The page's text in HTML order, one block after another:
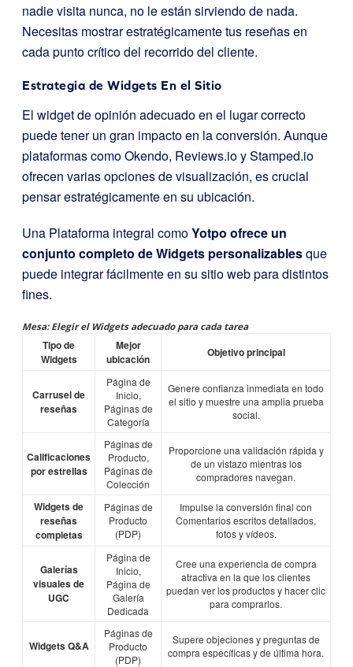
nadie visita nunca, no le están sirviendo de nada.
Necesitas mostrar estratégicamente tus reseñas en
cada punto crítico del recorrido del cliente.
Estrategia de Widgets En el Sitio
El widget de opinión adecuado en el lugar correcto
puede tener un gran impacto en la conversión. Aunque
plataformas como Okendo, Reviews.io y Stamped.io
ofrecen varias opciones de visualización, es crucial
pensar estratégicamente en su ubicación.
Una Plataforma integral comoYotpo ofrece un
conjunto completo de Widgets personalizablesque
puede integrar fácilmente en su sitio web para distintos
fines.
Mesa: Elegir el Widgets adecuado para cada tarea
Tipo de
Widgets
Mejor
ubicación
Objetivo principal
Carrusel de
reseñas
Página de
Inicio,
Páginas de
Categoría
Genere confianza inmediata en todo
el sitio y muestre una amplia prueba
social.
Calificaciones
por estrellas
Páginas de
Producto,
Páginas de
Colección
Proporcione una validación rápida y
de un vistazo mientras los
compradores navegan.
Widgets de
reseñas
completas
Páginas de
Producto
(PDP)
Impulse la conversión final con
Comentarios escritos detallados,
fotos y vídeos.
Galerías
visuales de
UGC
Página de
Inicio,
Página de
Galería
Dedicada
Cree una experiencia de compra
atractiva en la que los clientes
puedan ver los productos y hacer clic
para comprarlos.
Widgets Q&A
Páginas de
Producto
(PDP)
Supere objeciones y preguntas de
compra específicas y de última hora.